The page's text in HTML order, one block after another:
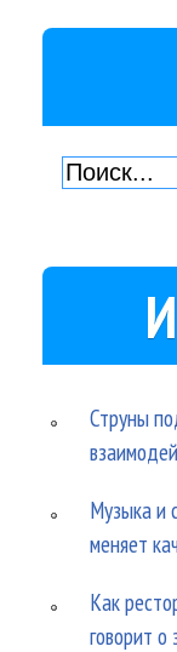
Струны
Музыка и
меняет
Как
говорит о